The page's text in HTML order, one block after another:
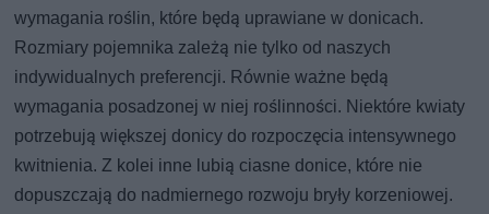
wymagania roślin, które będą uprawiane w donicach.
Rozmiary pojemnika zależą nie tylko od naszych
indywidualnych preferencji. Równie ważne będą
wymagania posadzonej w niej roślinności. Niektóre kwiaty
potrzebują większej donicy do rozpoczęcia intensywnego
kwitnienia. Z kolei inne lubią ciasne donice, które nie
dopuszczają do nadmiernego rozwoju bryły korzeniowej.